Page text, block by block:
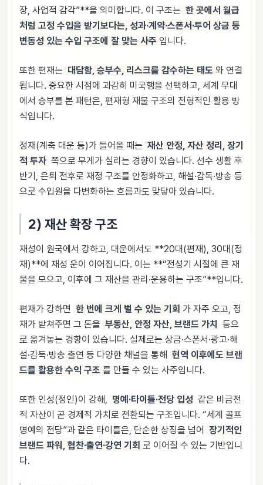
장, 사업적 감각”**을 의미합니다. 이 구조는 한 곳에서 월급
처럼 고정 수입을 받기보다는, 성과·계약·스폰서·투어 상금 등
변동성 있는 수입 구조에 잘 맞는 사주 입니다.
또한 편재는 대담함, 승부수, 리스크를 감수하는 태도 와 연결
됩니다. 중요한 시점에 과감히 미국행을 선택하고, 세계 무대
에서 승부를 본 패턴은, 편재형 재물 구조의 전형적인 활용 방
식입니다.
정재(계축 대운 등)가 들어올 때는 재산 안정, 자산 정리, 장기
적 투자 쪽으로 무게가 실리는 경향이 있습니다. 선수 생활 후
반기, 은퇴 전후로 재정 구조를 안정화하고, 해설·감독·방송 등
으로 수입원을 다변화하는 흐름과도 맞닿아 있습니다.
2) 재산 확장 구조
재성이 원국에서 강하고, 대운에서도 **20대(편재), 30대(정
재)**에 재성 운이 이어집니다. 이는 **“전성기 시절에 큰 재
물을 모으고, 이후에 그 재산을 관리·운용하는 구조”**입니다.
편재가 강하면 한 번에 크게 벌 수 있는 기회 가 자주 오고, 정
재가 받쳐주면 그 돈을 부동산, 안정 자산, 브랜드 가치
등으
로 옮겨놓는 경향이 있습니다. 실제로는 상금·스폰서·광고·해
설·감독·방송 출연 등 다양한 채널을 통해 현역 이후에도 브랜
드를 활용한 수익 구조 를 만들 수 있는 사주입니다.
또한 인성(정인)이 강해, 명예·타이틀·전당 입성 같은 비금전
적 자산이 곧 경제적 가치로 전환되는 구조입니다. “세계 골프
명예의 전당”과 같은 타이틀은, 단순한 상징을 넘어 장기적인
브랜드 파워, 협찬·출연·강연 기회 로 이어질 수 있는 기반입니
다.